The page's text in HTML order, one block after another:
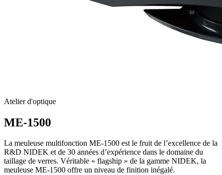
Atelier d'optique
ME-1500
La meuleuse multifonction ME-1500 est le fruit de l’excellence de la
R&D NIDEK et de 30 années d’expérience dans le domaine du
taillage de verres. Véritable « flagship » de la gamme NIDEK, la
meuleuse ME-1500 offre un niveau de finition inégalé.